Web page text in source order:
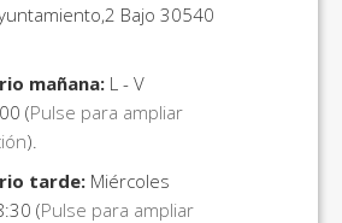
Bajo 30540
mañana: L - V
(Pulse para ampliar
).
tarde: Miércoles
(Pulse para ampliar